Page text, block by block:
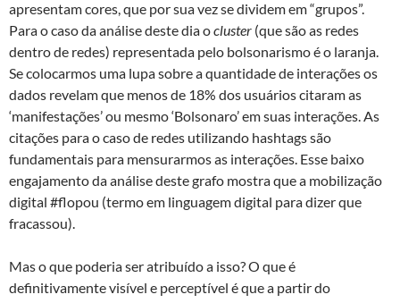
apresentam cores, que por sua vez se dividem em “grupos”.
Para o caso da análise deste dia ocluster (que são as redes
dentro de redes) representada pelo bolsonarismo é o laranja.
Se colocarmos uma lupa sobre a quantidade de interações os
dados revelam que menos de 18% dos usuários citaram as
‘manifestações’ ou mesmo ‘Bolsonaro’ em suas interações. As
citações para o caso de redes utilizando hashtags são
fundamentais para mensurarmos as interações. Esse baixo
engajamento da análise deste grafo mostra que a mobilização
digital #flopou (termo em linguagem digital para dizer que
fracassou).
Mas o que poderia ser atribuído a isso? O que é
definitivamente visível e perceptível é que a partir do